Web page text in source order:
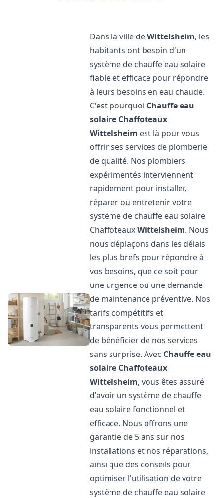
Dans la ville deWittelsheim, les
habitants ont besoin d'un
système de chauffe eau solaire
fiable et efficace pour répondre
à leurs besoins en eau chaude.
C'est pourquoi Chauffe eau
solaire Chaffoteaux
Wittelsheim est là pour vous
offrir ses services de plomberie
de qualité. Nos plombiers
expérimentés interviennent
rapidement pour installer,
réparer ou entretenir votre
système de chauffe eau solaire
ChaffoteauxWittelsheim. Nous
nous déplaçons dans les délais
les plus brefs pour répondre à
vos besoins, que ce soit pour
une urgence ou une demande
de maintenance préventive. Nos
tarifs compétitifs et
transparents vous permettent
de bénéficier de nos services
sans surprise. Avec Chauffe eau
solaire Chaffoteaux
Wittelsheim, vous êtes assuré
d'avoir un système de chauffe
eau solaire fonctionnel et
efficace. Nous offrons une
garantie de 5 ans sur nos
installations et nos réparations,
ainsi que des conseils pour
optimiser l'utilisation de votre
système de chauffe eau solaire